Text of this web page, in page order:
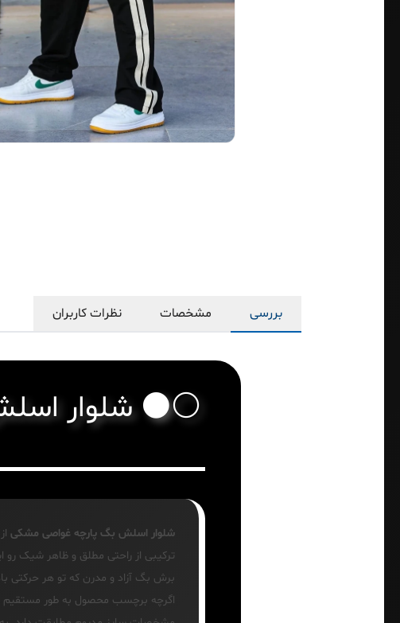
بررسی مشخصات نظرات کاربران
⚪⚫ شلوار
شلوار اسلش بگ پارچه غواصی مشکی از
ترکیبی از راحتی مطلق و ظاهر شیک رو
برش بگ آزاد و مدرن که تو هر حرکتی